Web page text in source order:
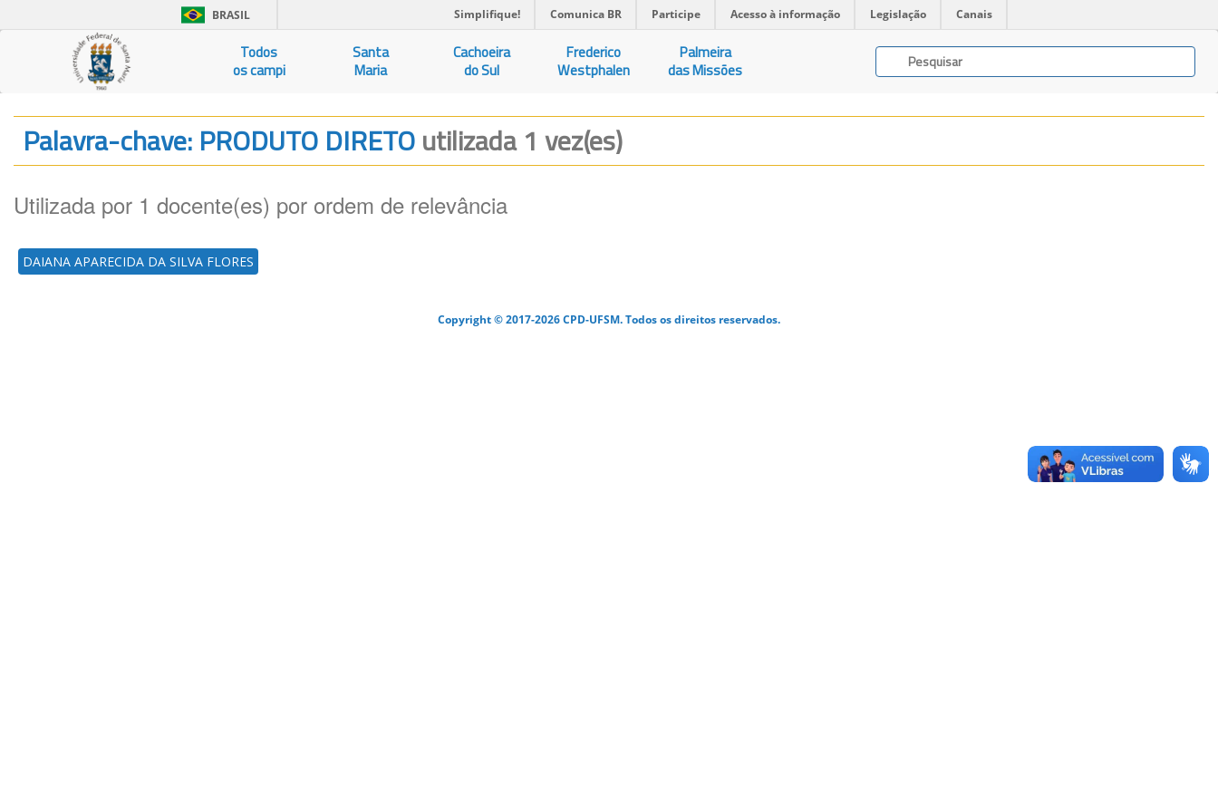
BRASIL Simplifique! Comunica BR Participe Acesso à informação Legislação Canais
Todos
os campi
Santa
Maria
Cachoeira
do Sul
Frederico
Westphalen
Palmeira
das Missões
Palavra-chave: PRODUTO DIRETOutilizada 1 vez(es)
Utilizada por 1 docente(es) por ordem de relevância
DAIANA APARECIDA DA SILVA FLORES
Copyright © 2017-2026 CPD-UFSM. Todos os direitos reservados.